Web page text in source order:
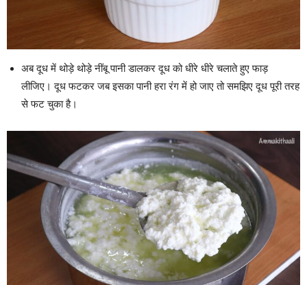
अब दूध में थोड़े थोड़े नींबू पानी डालकर दूध को धीरे धीरे चलाते हुए फाड़
लीजिए। दूध फटकर जब इसका पानी हरा रंग में हो जाए तो समझिए दूध पूरी तरह
से फट चुका है।